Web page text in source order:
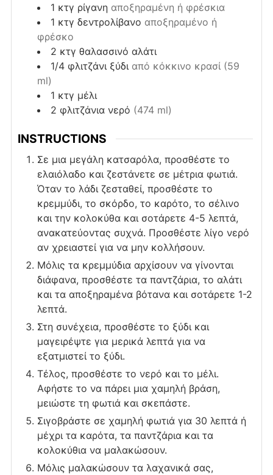
1 κτγ ρίγανη αποξηραμένη ή φρέσκια
1 κτγ δεντρολίβανο αποξηραμένο ή
φρέσκο
2 κτγ θαλασσινό αλάτι
1/4 φλιτζάνι ξύδι από κόκκινο κρασί (59
ml)
1 κτγ μέλι
2 φλιτζάνια νερό (474 ml)
INSTRUCTIONS
Σε μια μεγάλη κατσαρόλα, προσθέστε το
ελαιόλαδο και ζεστάνετε σε μέτρια φωτιά.
Όταν το λάδι ζεσταθεί, προσθέστε το
κρεμμύδι, το σκόρδο, το καρότο, το σέλινο
και την κολοκύθα και σοτάρετε 4-5 λεπτά,
ανακατεύοντας συχνά. Προσθέστε λίγο νερό
αν χρειαστεί για να μην κολλήσουν.
Μόλις τα κρεμμύδια αρχίσουν να γίνονται
διάφανα, προσθέστε τα παντζάρια, το αλάτι
και τα αποξηραμένα βότανα και σοτάρετε 1-2
λεπτά.
Στη συνέχεια, προσθέστε το ξύδι και
μαγειρέψτε για μερικά λεπτά για να
εξατμιστεί το ξύδι.
Τέλος, προσθέστε το νερό και το μέλι.
Αφήστε το να πάρει μια χαμηλή βράση,
μειώστε τη φωτιά και σκεπάστε.
Σιγοβράστε σε χαμηλή φωτιά για 30 λεπτά ή
μέχρι τα καρότα, τα παντζάρια και τα
κολοκύθια να μαλακώσουν.
Μόλις μαλακώσουν τα λαχανικά σας,